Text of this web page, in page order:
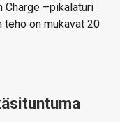
Charge –pikalaturi
teho on mukavat 20